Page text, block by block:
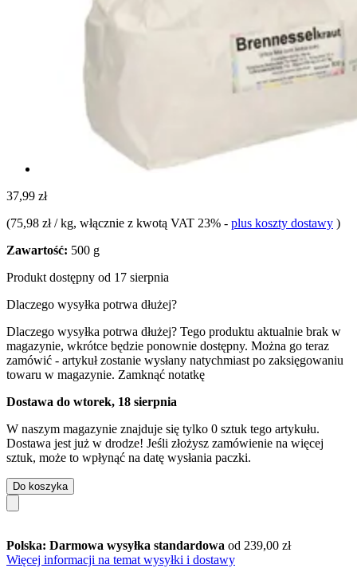
37,99 zł
(75,98 zł / kg, włącznie z kwotą VAT 23% - plus koszty dostawy )
Zawartość: 500 g
Produkt dostępny od 17 sierpnia
Dlaczego wysyłka potrwa dłużej?
Dlaczego wysyłka potrwa dłużej? Tego produktu aktualnie brak w
magazynie, wkrótce będzie ponownie dostępny. Można go teraz
zamówić - artykuł zostanie wysłany natychmiast po zaksięgowaniu
towaru w magazynie. Zamknąć notatkę
Dostawa do wtorek, 18 sierpnia
W naszym magazynie znajduje się tylko 0 sztuk tego artykułu.
Dostawa jest już w drodze! Jeśli złożysz zamówienie na więcej
sztuk, może to wpłynąć na datę wysłania paczki.
Do koszyka
Polska: Darmowa wysyłka standardowa od 239,00 zł
Więcej informacji na temat wysyłki i dostawy